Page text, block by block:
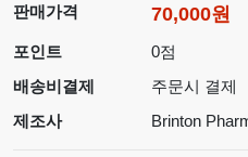
판매가격 70,000원
포인트
0점
배송비결제
주문시 결제
제조사
Brinton